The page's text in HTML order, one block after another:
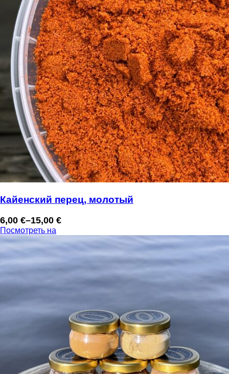
Кайенский перец, молотый
6,00 €–15,00 €
Диапазон
цен:
6,00 €
–
15,00 €
Посмотреть на